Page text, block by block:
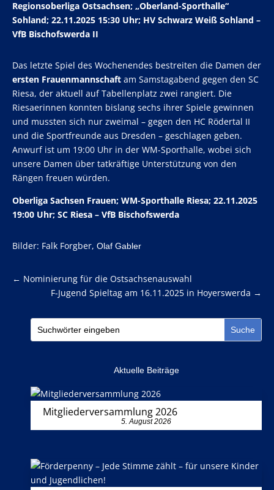
Regionsoberliga Ostsachsen; „Oberland-Sporthalle“
Sohland; 22.11.2025 15:30 Uhr; HV Schwarz Weiß Sohland –
VfB Bischofswerda II
Das letzte Spiel des Wochenendes bestreiten die Damen der
ersten Frauenmannschaft am Samstagabend gegen den SC
Riesa, der aktuell auf Tabellenplatz zwei rangiert. Die
Riesaerinnen konnten bislang sechs ihrer Spiele gewinnen
und mussten sich nur zweimal – gegen den HC Rödertal II
und die Sportfreunde aus Dresden – geschlagen geben.
Anwurf ist um 19:00 Uhr in der WM-Sporthalle, wobei sich
unsere Damen über tatkräftige Unterstützung von den
Rängen freuen würden.
Oberliga Sachsen Frauen; WM-Sporthalle Riesa; 22.11.2025
19:00 Uhr; SC Riesa – VfB Bischofswerda
Bilder: Falk Forgber, Olaf Gabler
← Nominierung für die Ostsachsenauswahl
F-Jugend Spieltag am 16.11.2025 in Hoyerswerda →
Aktuelle Beiträge
Mitgliederversammlung 2026
5. August 2026